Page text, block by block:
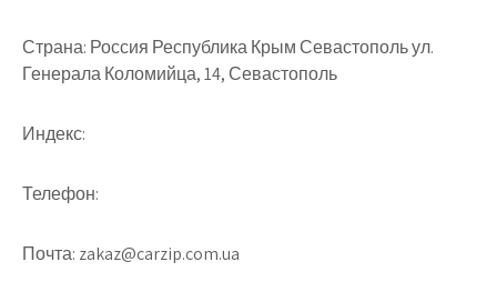
Страна: Россия Республика Крым Севастополь ул.
Генерала Коломийца, 14, Севастополь
Индекс:
Телефон:
Почта: zakaz@carzip.com.ua